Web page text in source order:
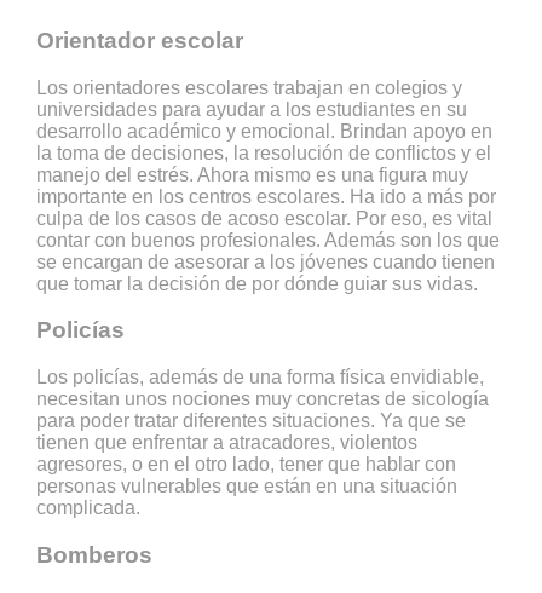
Orientador escolar
Los orientadores escolares trabajan en colegios y
universidades para ayudar a los estudiantes en su
desarrollo académico y emocional. Brindan apoyo en
la toma de decisiones, la resolución de conflictos y el
manejo del estrés. Ahora mismo es una figura muy
importante en los centros escolares. Ha ido a más por
culpa de los casos de acoso escolar. Por eso, es vital
contar con buenos profesionales. Además son los que
se encargan de asesorar a los jóvenes cuando tienen
que tomar la decisión de por dónde guiar sus vidas.
Policías
Los policías, además de una forma física envidiable,
necesitan unos nociones muy concretas de sicología
para poder tratar diferentes situaciones. Ya que se
tienen que enfrentar a atracadores, violentos
agresores, o en el otro lado, tener que hablar con
personas vulnerables que están en una situación
complicada.
Bomberos